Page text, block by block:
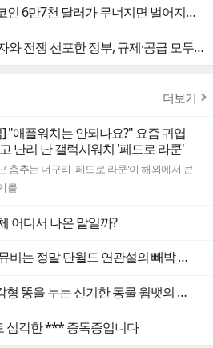
6만7천 달러가 무너지면 벌어지는 일
쟁 선포한 정부, 규제·공급 모두 실효성 의문
더보기
"애플워치는 안되나요?" 요즘 귀엽
난리 난 갤럭시워치 '페드로 라쿤'
춤추는 너구리 '페드로 라쿤'이 해외에서 큰
를
어디서 나온 말일까?
[이슈점검] 뉴진스 OMG 뮤비는 정말 단월드 연관설의 빼박 증거일까
[훗] "이게 똥이라고?" 사각형 똥을 누는 신기한 동물 웜뱃의 비밀
심각한 *** 증독증입니다